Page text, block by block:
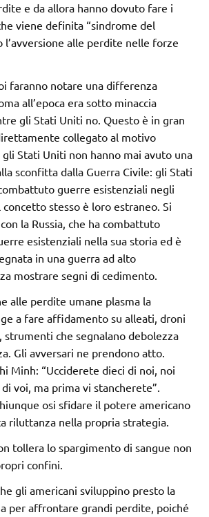
e da allora hanno dovuto fare i
viene definita “sindrome del
l’avversione alle perdite nelle forze
faranno notare una differenza
all’epoca era sotto minaccia
gli Stati Uniti no. Questo è in gran
collegato al motivo
Stati Uniti non hanno mai avuto una
sconfitta dalla Guerra Civile: gli Stati
guerre esistenziali negli
stesso è loro estraneo. Si
la Russia, che ha combattuto
esistenziali nella sua storia ed è
in una guerra ad alto
mostrare segni di cedimento.
alle perdite umane plasma la
a fare affidamento su alleati, droni
strumenti che segnalano debolezza
Gli avversari ne prendono atto.
Minh: “Ucciderete dieci di noi, noi
voi, ma prima vi stancherete”.
osi sfidare il potere americano
riluttanza nella propria strategia.
tollera lo spargimento di sangue non
confini.
gli americani sviluppino presto la
per affrontare grandi perdite, poiché